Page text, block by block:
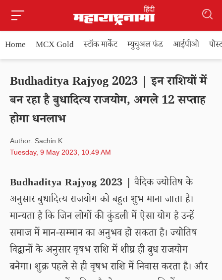
Home MCX Gold स्टॉक मार्केट म्युचुअल फंड आईपीओ
Budhaditya Rajyog 2023 | इन राशियों में
बन रहा है बुधादित्य राजयोग, अगले 12 सप्ताह
होगा धनलाभ
Author: Sachin K
Tuesday, 9 May 2023, 10.49 AM
Budhaditya Rajyog 2023 | वैदिक ज्योतिष के
अनुसार बुधादित्य राजयोग को बहुत शुभ माना जाता है।
मान्यता है कि जिन लोगों की कुंडली में ऐसा योग है उन्हें
समाज में मान-सम्मान का अनुभव हो सकता है। ज्योतिष
विद्वानों के अनुसार वृषभ राशि में शीघ्र ही बुध राजयोग
बनेगा। शुक्र पहले से ही वृषभ राशि में निवास करता है। और